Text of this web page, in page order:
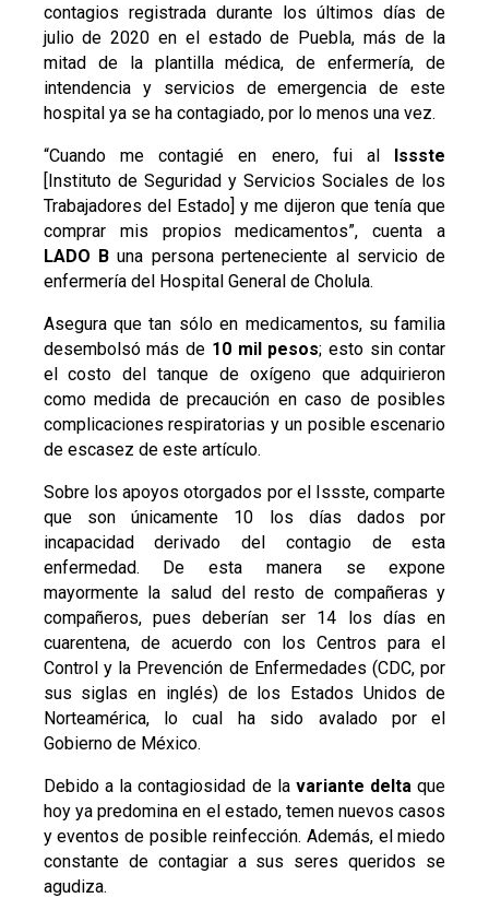
contagios registrada durante los últimos días de
julio de 2020 en el estado de Puebla, más de la
mitad de la plantilla médica, de enfermería, de
intendencia y servicios de emergencia de este
hospital ya se ha contagiado, por lo menos una vez.
“Cuando me contagié en enero, fui al Issste
[Instituto de Seguridad y Servicios Sociales de los
Trabajadores del Estado] y me dijeron que tenía que
comprar mis propios medicamentos”, cuenta a
LADO B una persona perteneciente al servicio de
enfermería del Hospital General de Cholula.
Asegura que tan sólo en medicamentos, su familia
desembolsó más de 10 mil pesos; esto sin contar
el costo del tanque de oxígeno que adquirieron
como medida de precaución en caso de posibles
complicaciones respiratorias y un posible escenario
de escasez de este artículo.
Sobre los apoyos otorgados por el Issste, comparte
que son únicamente 10 los días dados por
incapacidad derivado del contagio de esta
enfermedad. De esta manera se expone
mayormente la salud del resto de compañeras y
compañeros, pues deberían ser 14 los días en
cuarentena, de acuerdo con los Centros para el
Control y la Prevención de Enfermedades (CDC, por
sus siglas en inglés) de los Estados Unidos de
Norteamérica, lo cual ha sido avalado por el
Gobierno de México.
Debido a la contagiosidad de la variante delta que
hoy ya predomina en el estado, temen nuevos casos
y eventos de posible reinfección. Además, el miedo
constante de contagiar a sus seres queridos se
agudiza.